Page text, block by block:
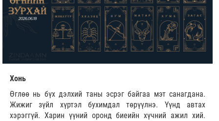
Хонь
Өглөө нь бүх дэлхий таны эсрэг байгаа мэт санагдана.
Жижиг зүйл хүртэл бухимдал төрүүлнэ. Үүнд автах
хэрэггүй. Харин үүний оронд биеийн хүчний ажил хий.